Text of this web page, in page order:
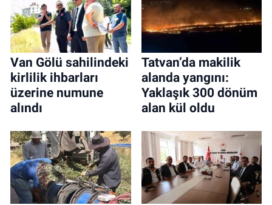
Van Gölü sahilindeki
kirlilik ihbarları
üzerine numune
alındı
Tatvan’da makilik
alanda yangını:
Yaklaşık 300 dönüm
alan kül oldu